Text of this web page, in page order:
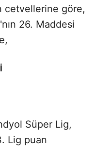
cetvellerine göre,
26. Maddesi
Süper Lig,
Lig puan